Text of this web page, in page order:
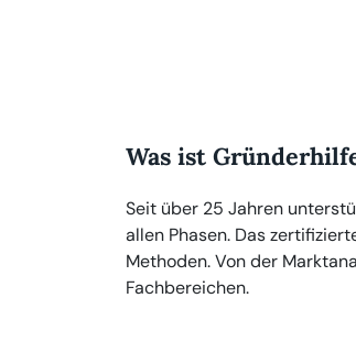
Was ist
Seit über 25 Jahren
allen Phasen. Das
Methoden. Von der
Fachbereichen.